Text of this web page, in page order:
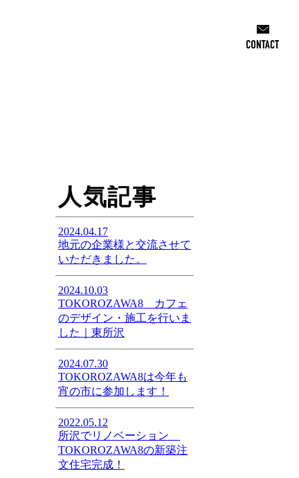
人気記事
2024.04.17
地元の企業様と交流させて
いただきました。
2024.10.03
TOKOROZAWA8 カフェ
のデザイン・施工を行いま
した｜東所沢
2024.07.30
TOKOROZAWA8は今年も
宵の市に参加します！
2022.05.12
所沢でリノベーション
TOKOROZAWA8の新築注
文住宅完成！